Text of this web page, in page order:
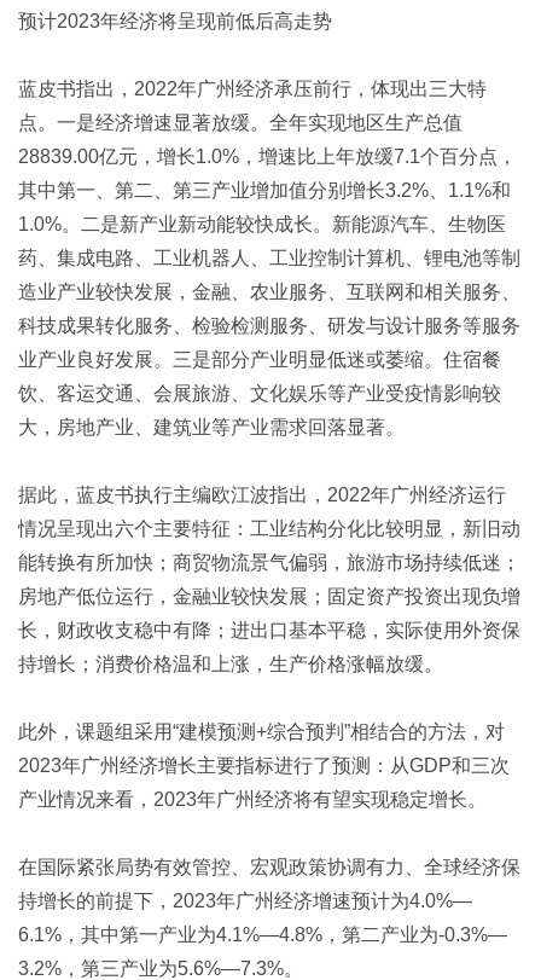
预计2023年经济将呈现前低后高走势
蓝皮书指出，2022年广州经济承压前行，体现出三大特
点。一是经济增速显著放缓。全年实现地区生产总值
28839.00亿元，增长1.0%，增速比上年放缓7.1个百分点，
其中第一、第二、第三产业增加值分别增长3.2%、1.1%和
1.0%。二是新产业新动能较快成长。新能源汽车、生物医
药、集成电路、工业机器人、工业控制计算机、锂电池等制
造业产业较快发展，金融、农业服务、互联网和相关服务、
科技成果转化服务、检验检测服务、研发与设计服务等服务
业产业良好发展。三是部分产业明显低迷或萎缩。住宿餐
饮、客运交通、会展旅游、文化娱乐等产业受疫情影响较
大，房地产业、建筑业等产业需求回落显著。
据此，蓝皮书执行主编欧江波指出，2022年广州经济运行
情况呈现出六个主要特征：工业结构分化比较明显，新旧动
能转换有所加快；商贸物流景气偏弱，旅游市场持续低迷；
房地产低位运行，金融业较快发展；固定资产投资出现负增
长，财政收支稳中有降；进出口基本平稳，实际使用外资保
持增长；消费价格温和上涨，生产价格涨幅放缓。
此外，课题组采用“建模预测+综合预判”相结合的方法，对
2023年广州经济增长主要指标进行了预测：从GDP和三次
产业情况来看，2023年广州经济将有望实现稳定增长。
在国际紧张局势有效管控、宏观政策协调有力、全球经济保
持增长的前提下，2023年广州经济增速预计为4.0%—
6.1%，其中第一产业为4.1%—4.8%，第二产业为-0.3%—
3.2%，第三产业为5.6%—7.3%。